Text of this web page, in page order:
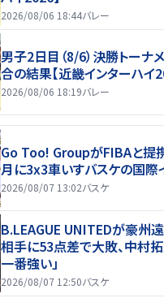
2026/08/06 18:44バレー
男子2日目（8/6）決勝トーナ
合の結果【近畿インターハイ
2026/08/06 18:19バレー
Go Too! GroupがFIBAと
月に3x3車いすバスケの国際
2026/08/07 13:02バスケ
B.LEAGUE UNITEDが豪州
相手に53点差で大敗、中村
一番強い」
2026/08/07 12:50バスケ